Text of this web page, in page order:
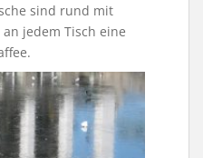
sind rund mit
jedem Tisch eine